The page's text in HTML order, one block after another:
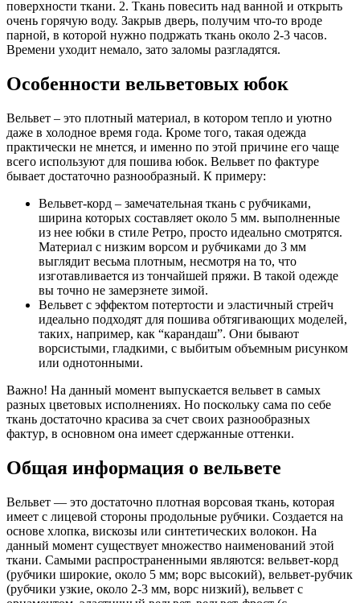
поверхности ткани. 2. Ткань повесить над ванной и открыть
очень горячую воду. Закрыв дверь, получим что-то вроде
парной, в которой нужно подржать ткань около 2-3 часов.
Времени уходит немало, зато заломы разгладятся.
Особенности вельветовых юбок
Вельвет – это плотный материал, в котором тепло и уютно
даже в холодное время года. Кроме того, такая одежда
практически не мнется, и именно по этой причине его чаще
всего используют для пошива юбок. Вельвет по фактуре
бывает достаточно разнообразный. К примеру:
Вельвет-корд – замечательная ткань с рубчиками,
ширина которых составляет около 5 мм. выполненные
из нее юбки в стиле Ретро, просто идеально смотрятся.
Материал с низким ворсом и рубчиками до 3 мм
выглядит весьма плотным, несмотря на то, что
изготавливается из тончайшей пряжи. В такой одежде
вы точно не замерзнете зимой.
Вельвет с эффектом потертости и эластичный стрейч
идеально подходят для пошива обтягивающих моделей,
таких, например, как “карандаш”. Они бывают
ворсистыми, гладкими, с выбитым объемным рисунком
или однотонными.
Важно! На данный момент выпускается вельвет в самых
разных цветовых исполнениях. Но поскольку сама по себе
ткань достаточно красива за счет своих разнообразных
фактур, в основном она имеет сдержанные оттенки.
Общая информация о вельвете
Вельвет — это достаточно плотная ворсовая ткань, которая
имеет с лицевой стороны продольные рубчики. Создается на
основе хлопка, вискозы или синтетических волокон. На
данный момент существует множество наименований этой
ткани. Самыми распространенными являются: вельвет-корд
(рубчики широкие, около 5 мм; ворс высокий), вельвет-рубчик
(рубчики узкие, около 2-3 мм, ворс низкий), вельвет с